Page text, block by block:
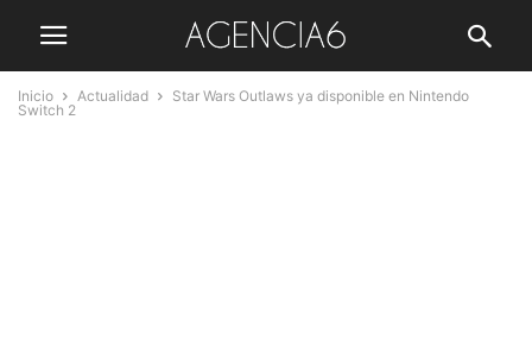
Inicio Actualidad
Star Wars Outlaws ya disponible en Nintendo
Switch 2